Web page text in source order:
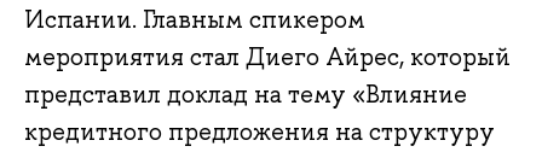
Испании. Главным спикером
мероприятия стал Диего Айрес, который
представил доклад на тему «Влияние
кредитного предложения на структуру